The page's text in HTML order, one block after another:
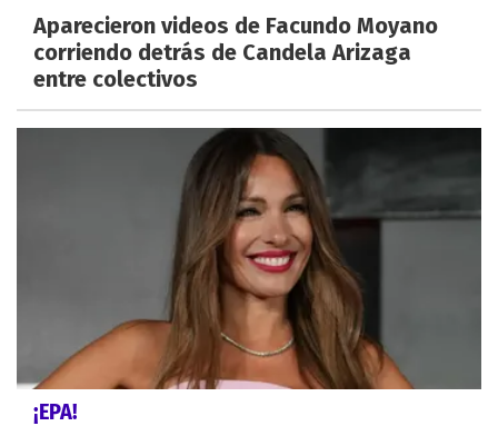
Aparecieron videos de Facundo Moyano
corriendo detrás de Candela Arizaga
entre colectivos
¡EPA!